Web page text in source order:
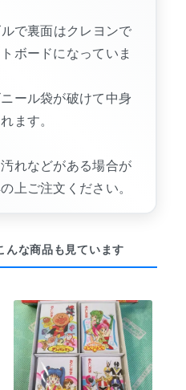
で裏面はクレヨンで
ボードになっていま
ール袋が破けて中身
ます。
れなどがある場合が
上ご注文ください。
んな商品も見ています